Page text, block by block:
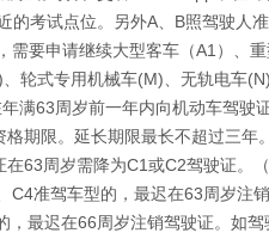
的考试点位。另外A、B照驾驶人
需要申请继续大型客车（A1）、
轮式专用机械车(M)、无轨电车
满63周岁前一年内向机动车驾驶
期限。延长期限最长不超过三年
63周岁需降为C1或C2驾驶证。
C4准驾车型的，最迟在63周岁注
最迟在66周岁注销驾驶证。如驾